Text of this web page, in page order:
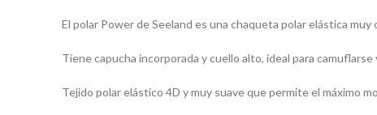
El polar Power de Seeland es una chaqueta polar elástica
Tiene capucha incorporada y cuello alto, ideal para
Tejido polar elástico 4D y muy suave que permite el máximo